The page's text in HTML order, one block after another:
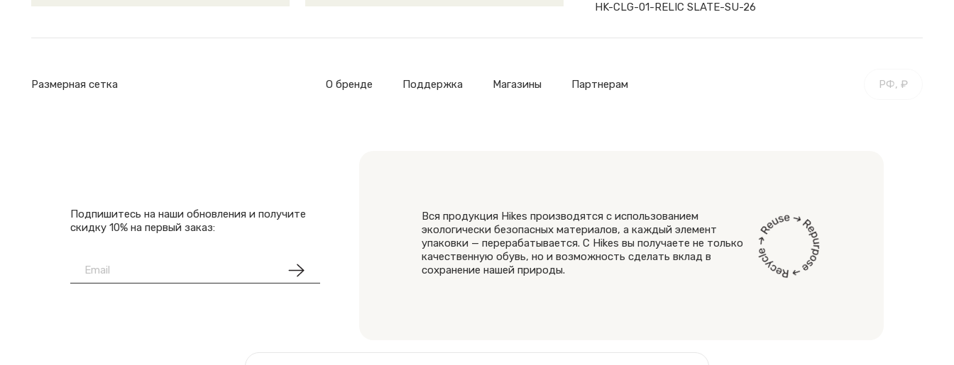
HK-CLG-01-RELIC SLATE-SU-26
Размерная сетка О бренде Поддержка Магазины Партнерам РФ, ₽
Подпишитесь на наши обновления и получите
скидку 10% на первый заказ:
Вся продукция Hikes производятся с использованием
экологически безопасных материалов, а каждый элемент
упаковки — перерабатывается. С Hikes вы получаете не только
качественную обувь, но и возможность сделать вклад в
сохранение нашей природы.